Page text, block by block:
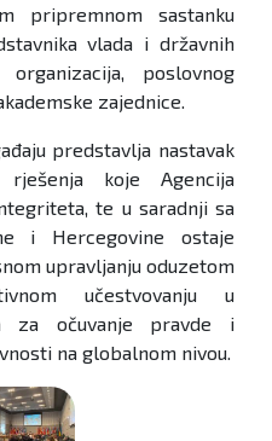
pripremnom sastanku
vlada i državnih
organizacija, poslovnog
zajednice.
predstavlja nastavak
rješenja koje Agencija
te u saradnji sa
i Hercegovine ostaje
upravljanju oduzetom
učestvovanju u
za očuvanje pravde i
na globalnom nivou.